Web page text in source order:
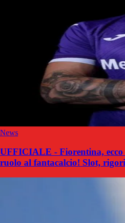
News
UFFICIALE - Fiorentina,
ruolo al fantacalcio! Slot, rigori